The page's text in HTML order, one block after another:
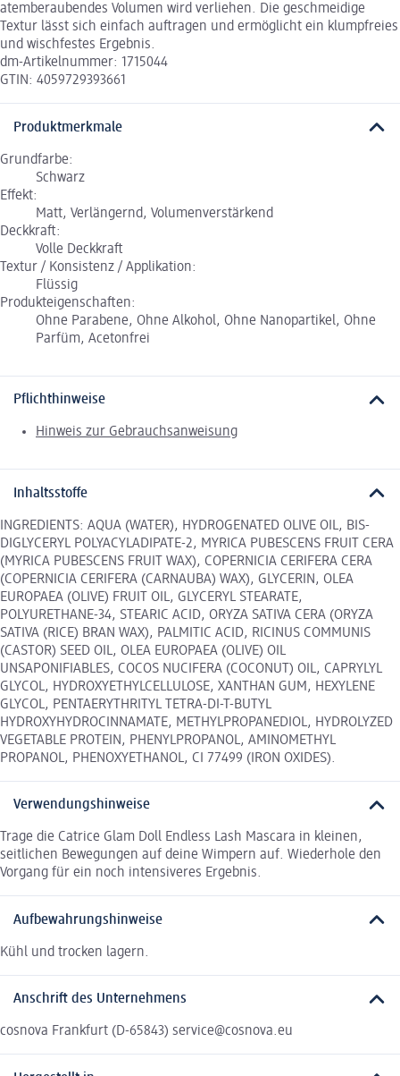
atemberaubendes Volumen wird verliehen. Die geschmeidige
Textur lässt sich einfach auftragen und ermöglicht ein klumpfreies
und wischfestes Ergebnis.
dm-Artikelnummer: 1715044
GTIN: 4059729393661
Produktmerkmale
Grundfarbe:
Schwarz
Effekt:
Matt, Verlängernd, Volumenverstärkend
Deckkraft:
Volle Deckkraft
Textur / Konsistenz / Applikation:
Flüssig
Produkteigenschaften:
Ohne Parabene, Ohne Alkohol, Ohne Nanopartikel, Ohne
Parfüm, Acetonfrei
Pflichthinweise
Hinweis zur Gebrauchsanweisung
Inhaltsstoffe
INGREDIENTS: AQUA (WATER), HYDROGENATED OLIVE OIL, BIS-
DIGLYCERYL POLYACYLADIPATE-2, MYRICA PUBESCENS FRUIT CERA
(MYRICA PUBESCENS FRUIT WAX), COPERNICIA CERIFERA CERA
(COPERNICIA CERIFERA (CARNAUBA) WAX), GLYCERIN, OLEA
EUROPAEA (OLIVE) FRUIT OIL, GLYCERYL STEARATE,
POLYURETHANE-34, STEARIC ACID, ORYZA SATIVA CERA (ORYZA
SATIVA (RICE) BRAN WAX), PALMITIC ACID, RICINUS COMMUNIS
(CASTOR) SEED OIL, OLEA EUROPAEA (OLIVE) OIL
UNSAPONIFIABLES, COCOS NUCIFERA (COCONUT) OIL, CAPRYLYL
GLYCOL, HYDROXYETHYLCELLULOSE, XANTHAN GUM, HEXYLENE
GLYCOL, PENTAERYTHRITYL TETRA-DI-T-BUTYL
HYDROXYHYDROCINNAMATE, METHYLPROPANEDIOL, HYDROLYZED
VEGETABLE PROTEIN, PHENYLPROPANOL, AMINOMETHYL
PROPANOL, PHENOXYETHANOL, CI 77499 (IRON OXIDES).
Verwendungshinweise
Trage die Catrice Glam Doll Endless Lash Mascara in kleinen,
seitlichen Bewegungen auf deine Wimpern auf. Wiederhole den
Vorgang für ein noch intensiveres Ergebnis.
Aufbewahrungshinweise
Kühl und trocken lagern.
Anschrift des Unternehmens
cosnova Frankfurt (D-65843) service@cosnova.eu